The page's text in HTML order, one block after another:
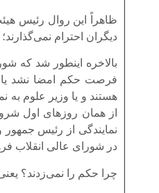
ظاهراً این روال رئیس
دیگران احترام
بالاخره اینطور شد که
فرصت حکم امضا نشد یا
هستند و یا وزیر علوم به
از همان روزهای اول
نمایندگی از رئیس
در شورای عالی انقلاب
چرا حکم را نمی‌زدند؟